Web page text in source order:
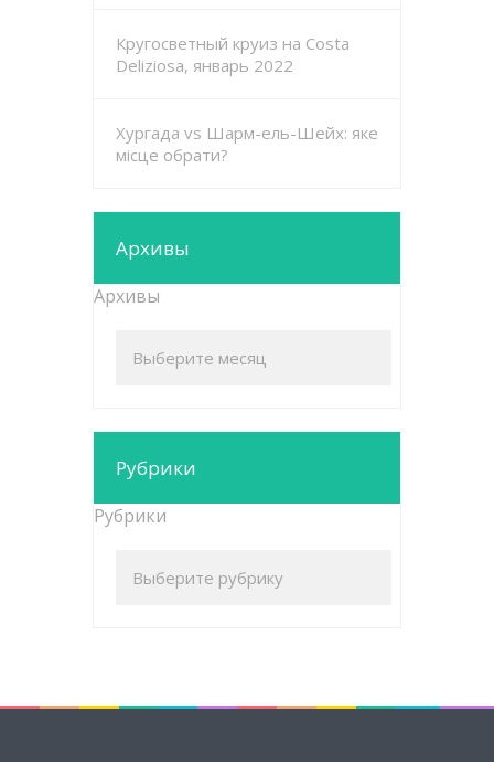
Кругосветный круиз на Costa
Deliziosa, январь 2022
Хургада vs Шарм-ель-Шейх: яке
місце обрати?
Архивы
Архивы
Рубрики
Рубрики